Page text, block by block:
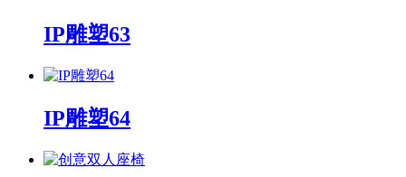
IP雕塑63
IP雕塑64